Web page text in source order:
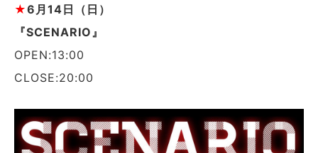
★6 月14日（日）
『SCENARIO』
OPEN:13:00
CLOSE:20:00